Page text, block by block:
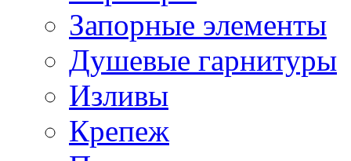
Запорные элементы
Душевые гарнитуры
Изливы
Крепеж